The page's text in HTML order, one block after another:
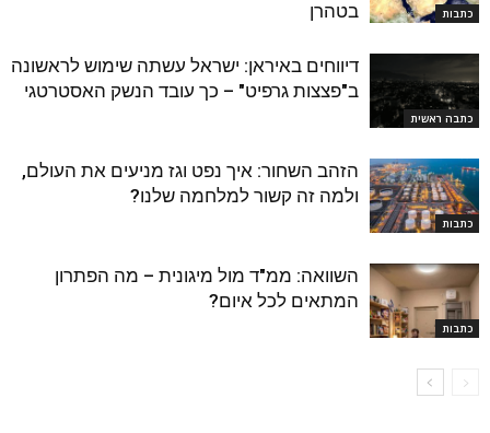
כתבות בטהרן
כתבה ראשית
דיווחים באיראן: ישראל עשתה שימוש לראשונה
ב"פצצות גרפיט" – כך עובד הנשק האסטרטגי
כתבות
הזהב השחור: איך נפט וגז מניעים את העולם,
ולמה זה קשור למלחמה שלנו?
כתבות
השוואה: ממ"ד מול מיגונית – מה הפתרון
המתאים לכל איום?